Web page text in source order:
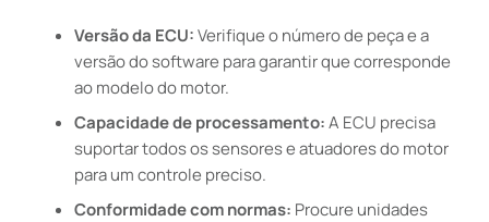
Versão da ECU:Verifique o número de peça e a
versão do software para garantir que corresponde
ao modelo do motor.
Capacidade de processamento:A ECU precisa
suportar todos os sensores e atuadores do motor
para um controle preciso.
Conformidade com normas: Procure unidades